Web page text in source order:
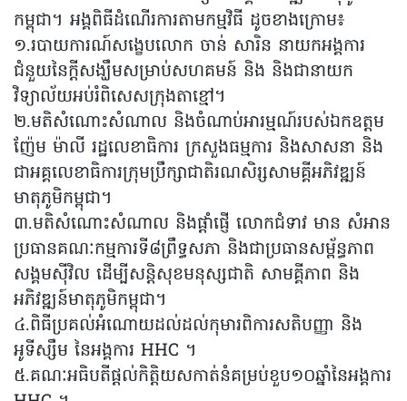
កម្ពុជា។ អង្គពិធីដំណើរការតាមកម្មវិធី ដូចខាងក្រោម៖
១.របាយការណ៍សង្ខេបលោក ចាន់ សារិន នាយកអង្គការ
ជំនួយនៃក្តីសង្ឃឹមសម្រាប់សហគមន៍ និង និងជានាយក
វិទ្យាល័យអប់រំពិសេសក្រុងតាខ្មៅ។
២.មតិសំណោះសំណាល និងចំណាប់អារម្មណ៍របស់ឯកឧត្តម
ញ៉ែម ម៉ាលី រដ្ឋលេខាធិការ ក្រសួងធម្មការ និងសាសនា និង
ជាអគ្គលេខាធិការក្រុមប្រឹក្សាជាតិរណសិរ្សសាមគ្គីអភិវឌ្ឍន៍
មាតុភូមិកម្ពុជា។
៣.មតិសំណោះសំណាល និងផ្តាំផ្ញើ លោកជំទាវ មាន សំអាន
ប្រធានគណៈកម្មការទី៨ព្រឹទ្ធសភា និងជាប្រធានសម្ព័ន្ធភាព
សង្គមស៊ីវិល ដើម្បីសន្តិសុខមនុស្សជាតិ សាមគ្គីភាព និង
អភិវឌ្ឍន៍មាតុភូមិកម្ពុជា។
៤.ពិធីប្រគល់អំណោយដល់ដល់កុមារពិការសតិបញ្ញា និង
អូទីស្សឹម នៃអង្គការ HHC ។
៥.គណៈអធិបតីផ្តល់កិត្តិយសកាត់នំគម្រប់ខួប១០ឆ្នាំនៃអង្គការ